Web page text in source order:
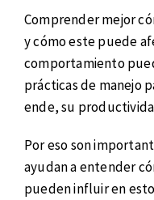
Comprender mejor
y cómo este puede
comportamiento
prácticas de manejo
ende, su
Por eso son
ayudan a entender
pueden influir en